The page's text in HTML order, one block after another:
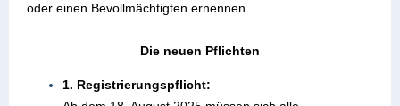
oder einen Bevollmächtigten ernennen.
Die neuen Pflichten
1. Registrierungspflicht: